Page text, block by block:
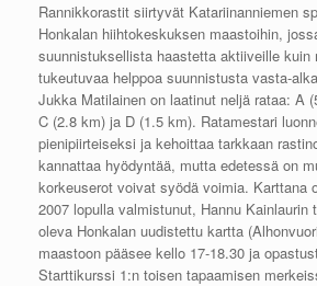
Rannikkorastit siirtyvät Katariinanniemen
Honkalan hiihtokeskuksen maastoihin,
suunnistuksellista haastetta aktiiveille kuin
tukeutuvaa helppoa suunnistusta vasta-
Jukka Matilainen on laatinut neljä rataa: A
C (2.8 km) ja D (1.5 km). Ratamestari
pienipiirteiseksi ja kehoittaa tarkkaan
kannattaa hyödyntää, mutta edetessä on
korkeuserot voivat syödä voimia. Karttana
2007 lopulla valmistunut, Hannu Kainlaurin
oleva Honkalan uudistettu kartta
maastoon pääsee kello 17-18.30 ja
Starttikurssi 1:n toisen tapaamisen